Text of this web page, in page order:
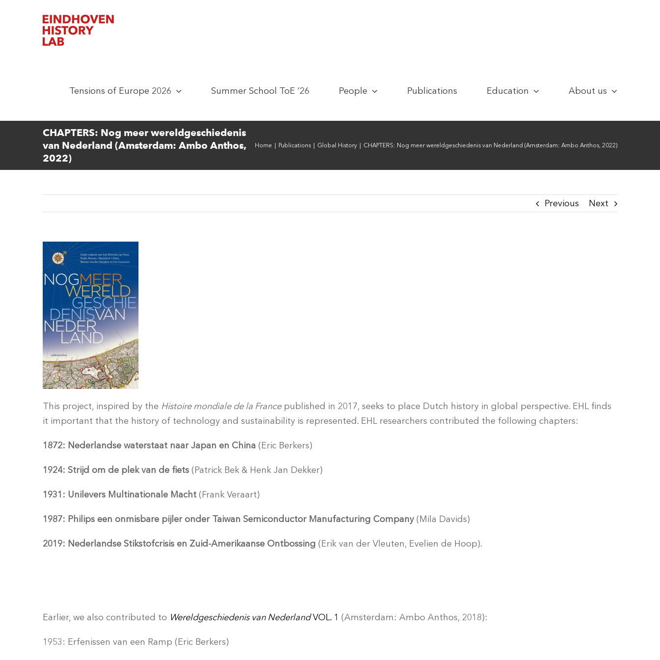
Tensions of Europe 2026 Summer School ToE ’26 People Publications Education About us
CHAPTERS: Nog meer wereldgeschiedenis
van Nederland (Amsterdam: Ambo Anthos,
2022)
Home Publications Global History CHAPTERS: Nog meer wereldgeschiedenis van Nederland (Amsterdam: Ambo Anthos, 2022)
Previous Next
This project, inspired by the Histoire mondiale de la Francepublished in 2017, seeks to place Dutch history in global perspective. EHL finds
it important that the history of technology and sustainability is represented. EHL researchers contributed the following chapters:
1872: Nederlandse waterstaat naar Japan en China (Eric Berkers)
1924: Strijd om de plek van de fiets (Patrick Bek & Henk Jan Dekker)
1931: Unilevers Multinationale Macht (Frank Veraart)
1987: Philips een onmisbare pijler onder Taiwan Semiconductor Manufacturing Company(Mila Davids)
2019: Nederlandse Stikstofcrisis en Zuid-Amerikaanse Ontbossing (Erik van der Vleuten, Evelien de Hoop).
Earlier, we also contributed to Wereldgeschiedenis van NederlandVOL. 1 (Amsterdam: Ambo Anthos, 2018):
1953: Erfenissen van een Ramp (Eric Berkers)